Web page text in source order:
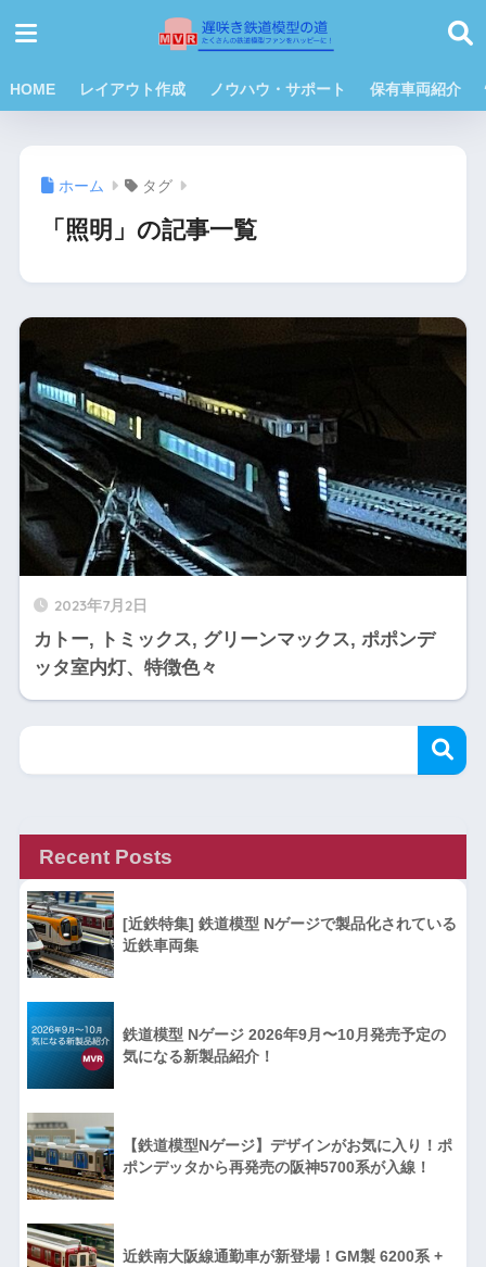
HOME レイアウト作成 ノウハウ・サポート 保有車両紹介
ホーム タグ
「照明」の記事一覧
2023年7月2日
カトー, トミックス, グリーンマックス, ポポンデ
ッタ室内灯、特徴色々
Recent Posts
[近鉄特集] 鉄道模型 Nゲージで製品化されている
近鉄車両集
鉄道模型 Nゲージ 2026年9月〜10月発売予定の
気になる新製品紹介！
【鉄道模型Nゲージ】デザインがお気に入り！ポ
ポンデッタから再発売の阪神5700系が入線！
近鉄南大阪線通勤車が新登場！GM製 6200系 +